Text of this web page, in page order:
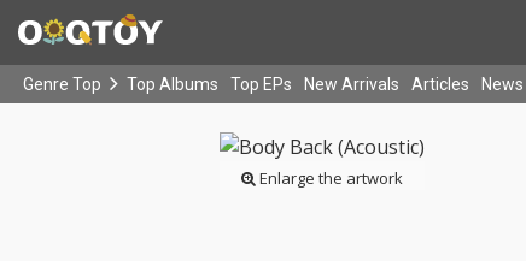
Genre Top Top Albums Top EPs New Arrivals Articles News
Enlarge the artwork